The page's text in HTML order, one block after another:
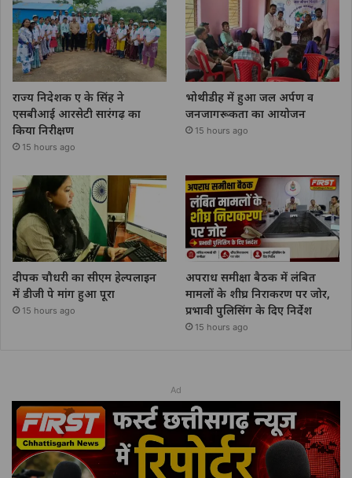
राज्य निदेशक ए के सिंह ने
एसबीआई आरसेटी सारंगढ़ का
किया निरीक्षण
15 hours ago
भोथीडीह में हुआ जल अर्पण व
जनजागरूकता का आयोजन
15 hours ago
दीपक चौधरी का सीएम हेल्पलाइन
में डीजी पे मांग हुआ पूरा
15 hours ago
अपराध समीक्षा बैठक में लंबित
मामलों के शीघ्र निराकरण पर जोर,
प्रभावी पुलिसिंग के दिए निर्देश
15 hours ago
Ad